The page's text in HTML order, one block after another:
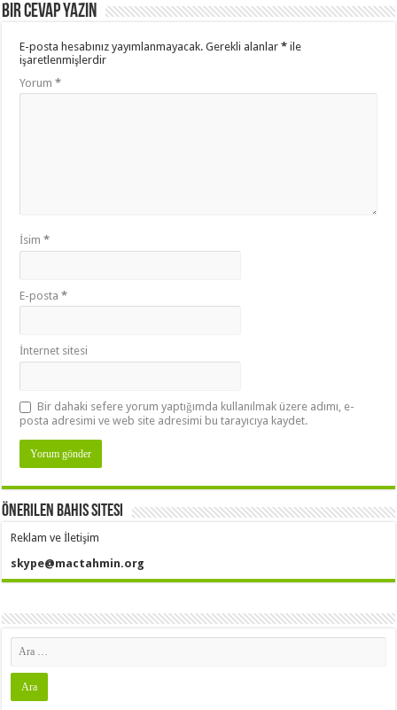
Bir cevap yazın
E-posta hesabınız yayımlanmayacak. Gerekli alanlar* ile
işaretlenmişlerdir
Yorum*
İsim*
E-posta*
İnternet sitesi
Bir dahaki sefere yorum yaptığımda kullanılmak üzere adımı, e-
posta adresimi ve web site adresimi bu tarayıcıya kaydet.
Önerilen Bahis Sitesi
Reklam ve İletişim
skype@mactahmin.org